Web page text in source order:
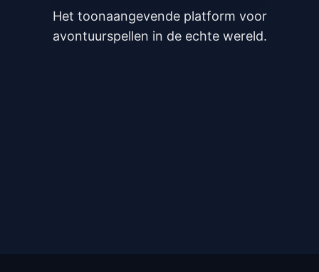
Het toonaangevende platform voor
avontuurspellen in de echte wereld.